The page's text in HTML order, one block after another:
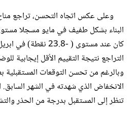
وعلى عكس اتجاه التحسن، تراجع
كان عند مستوى ( -23.8
التراجع نتيجة التقييم الأقل إيجابية
وبالرغم من تحسن التوقعات
الانخفاض الذي شهدته في الشهر السابق.
تنظر إلى المستقبل بدرجة من الحذر